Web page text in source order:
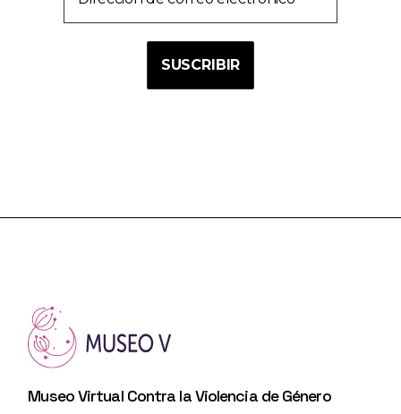
Museo Virtual Contra la Violencia de Género